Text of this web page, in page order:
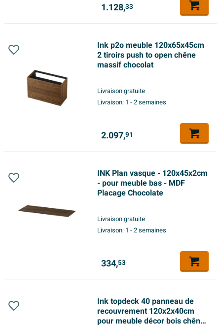
1.128,33
Ink p2o meuble 120x65x45cm
2 tiroirs push to open chêne
massif chocolat
Livraison gratuite
Livraison: 1 - 2 semaines
2.097,91
INK Plan vasque - 120x45x2cm
- pour meuble bas - MDF
Placage Chocolate
Livraison gratuite
Livraison: 1 - 2 semaines
334,53
Ink topdeck 40 panneau de
recouvrement 120x2x40cm
pour meuble décor bois chêne